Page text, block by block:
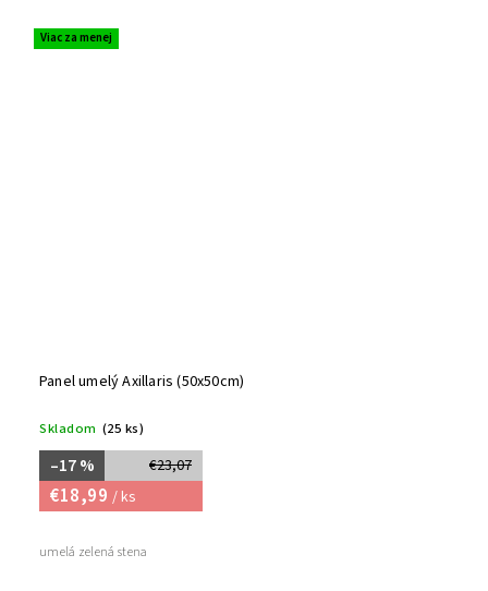
Viac za menej
Panel umelý Axillaris (50x50cm)
Skladom (25 ks)
€23,07
–17 %
€18,99 / ks
umelá zelená stena